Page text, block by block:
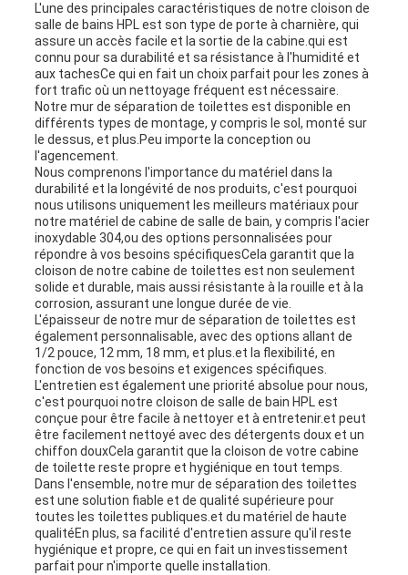
L'une des principales caractéristiques de notre cloison de
salle de bains HPL est son type de porte à charnière, qui
assure un accès facile et la sortie de la cabine.qui est
connu pour sa durabilité et sa résistance à l'humidité et
aux tachesCe qui en fait un choix parfait pour les zones à
fort trafic où un nettoyage fréquent est nécessaire.
Notre mur de séparation de toilettes est disponible en
différents types de montage, y compris le sol, monté sur
le dessus, et plus.Peu importe la conception ou
l'agencement.
Nous comprenons l'importance du matériel dans la
durabilité et la longévité de nos produits, c'est pourquoi
nous utilisons uniquement les meilleurs matériaux pour
notre matériel de cabine de salle de bain, y compris l'acier
inoxydable 304,ou des options personnalisées pour
répondre à vos besoins spécifiquesCela garantit que la
cloison de notre cabine de toilettes est non seulement
solide et durable, mais aussi résistante à la rouille et à la
corrosion, assurant une longue durée de vie.
L'épaisseur de notre mur de séparation de toilettes est
également personnalisable, avec des options allant de
1/2 pouce, 12 mm, 18 mm, et plus.et la flexibilité, en
fonction de vos besoins et exigences spécifiques.
L'entretien est également une priorité absolue pour nous,
c'est pourquoi notre cloison de salle de bain HPL est
conçue pour être facile à nettoyer et à entretenir.et peut
être facilement nettoyé avec des détergents doux et un
chiffon douxCela garantit que la cloison de votre cabine
de toilette reste propre et hygiénique en tout temps.
Dans l'ensemble, notre mur de séparation des toilettes
est une solution fiable et de qualité supérieure pour
toutes les toilettes publiques.et du matériel de haute
qualitéEn plus, sa facilité d'entretien assure qu'il reste
hygiénique et propre, ce qui en fait un investissement
parfait pour n'importe quelle installation.